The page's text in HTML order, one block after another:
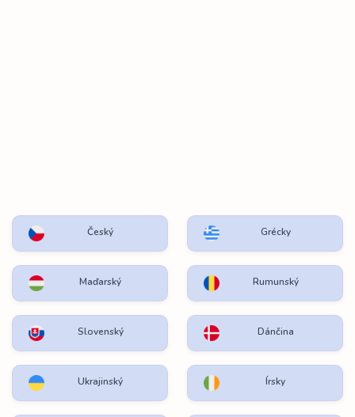
Český Grécky
Maďarský Rumunský
Slovenský Dánčina
Ukrajinský Írsky